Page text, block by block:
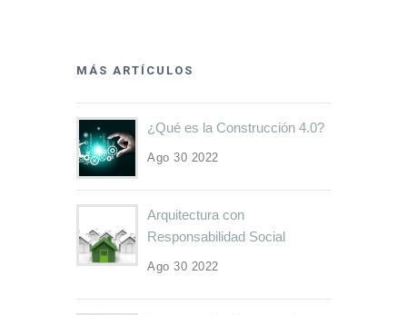
MÁS ARTÍCULOS
¿Qué es la Construcción 4.0?
Ago 30 2022
Arquitectura con
Responsabilidad Social
Ago 30 2022